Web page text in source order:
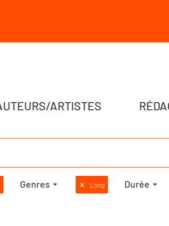
ARTISTES
Genres ✕ Long Durée